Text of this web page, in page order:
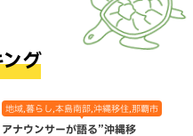
グ
地域,暮らし,本島南部,沖縄移住,那覇市
アナウンサーが語る”沖縄移